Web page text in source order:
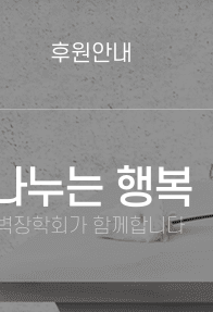
후원안내
누는 행복
장학회가 함께합니다